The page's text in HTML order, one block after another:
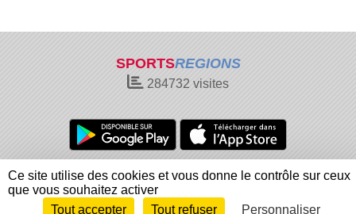
SPORTSREGIONS
284732 visites
Charte cookies
Gestion des cookies
Informations légales
Signaler un contenu inapproprié
Envie de participer ?
Connexion
Ce site utilise des cookies et vous donne le contrôle sur ceux
que vous souhaitez activer
Tout accepter
Tout refuser Personnaliser